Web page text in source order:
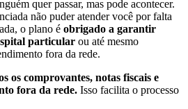
quer passar, mas pode acontecer.
não puder atender você por falta
o plano é obrigado a garantir
particular ou até mesmo
fora da rede.
os comprovantes, notas fiscais e
fora da rede. Isso facilita o processo